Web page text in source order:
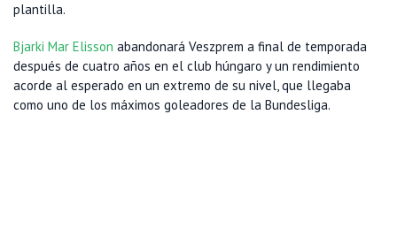
plantilla.
Bjarki Mar Elisson abandonará Veszprem a final de temporada
después de cuatro años en el club húngaro y un rendimiento
acorde al esperado en un extremo de su nivel, que llegaba
como uno de los máximos goleadores de la Bundesliga.